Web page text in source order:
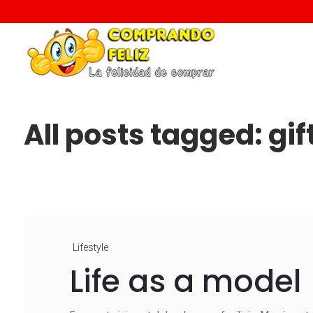
All posts tagged:
Lifestyle
Life as a model